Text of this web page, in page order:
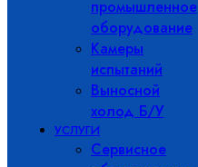
промышленное
оборудование
Камеры
испытаний
Выносной
холод Б/У
УСЛУГИ
Сервисное